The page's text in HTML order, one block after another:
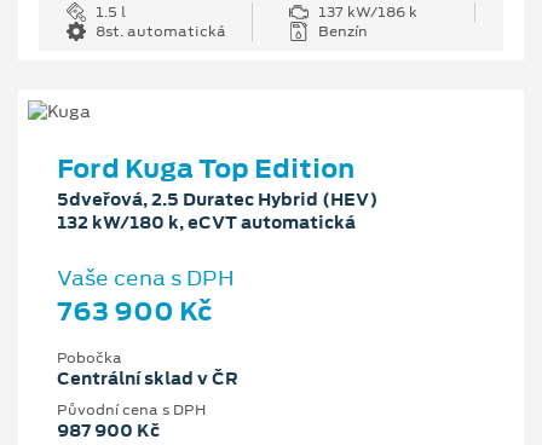
1.5 l
137 kW/186 k
8st. automatická
Benzín
Ford Kuga Top Edition
5dveřová, 2.5 Duratec Hybrid (HEV)
132 kW/180 k, eCVT automatická
Vaše cena s DPH
763 900 Kč
Pobočka
Centrální sklad v ČR
Původní cena s DPH
987 900 Kč